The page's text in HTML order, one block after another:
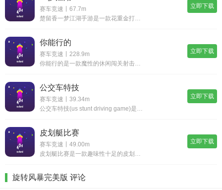
赛车竞速丨67.7m
立即下载
你能行的
赛车竞速丨228.9m
立即下载
公交车特技
赛车竞速丨39.34m
立即下载
皮划艇比赛
赛车竞速丨49.00m
立即下载
旋转风暴完美版 评论